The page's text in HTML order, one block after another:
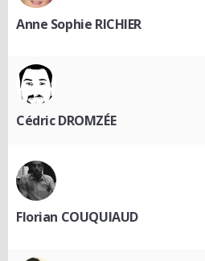
Anne Sophie RICHIER
Cédric DROMZÉE
Florian COUQUIAUD